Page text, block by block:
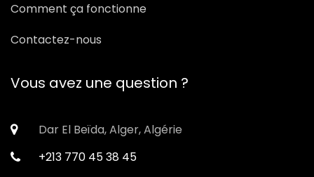
Comment ça fonctionne
Contactez-nous
Vous avez une question ?
Dar El Beïda, Alger, Algérie
+213 770 45 38 45